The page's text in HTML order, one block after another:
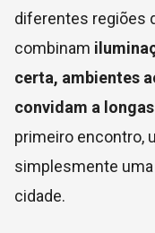
diferentes regiões
combinam
certa, ambientes
convidam a
primeiro encontro,
simplesmente
cidade.